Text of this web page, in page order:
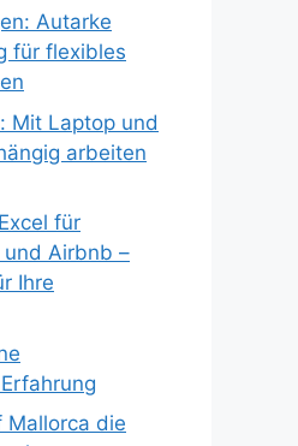
Autarke
für flexibles
Mit Laptop und
arbeiten
für
und Airbnb –
Ihre
Mallorca die